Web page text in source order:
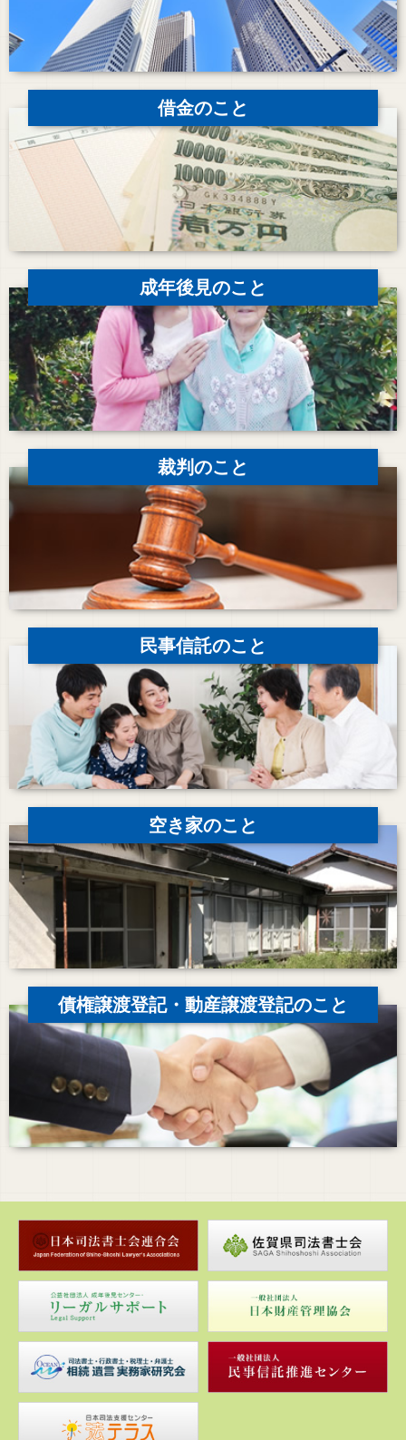
借金のこと
成年後見のこと
裁判のこと
民事信託のこと
空き家のこと
債権譲渡登記・動産譲渡登記のこと